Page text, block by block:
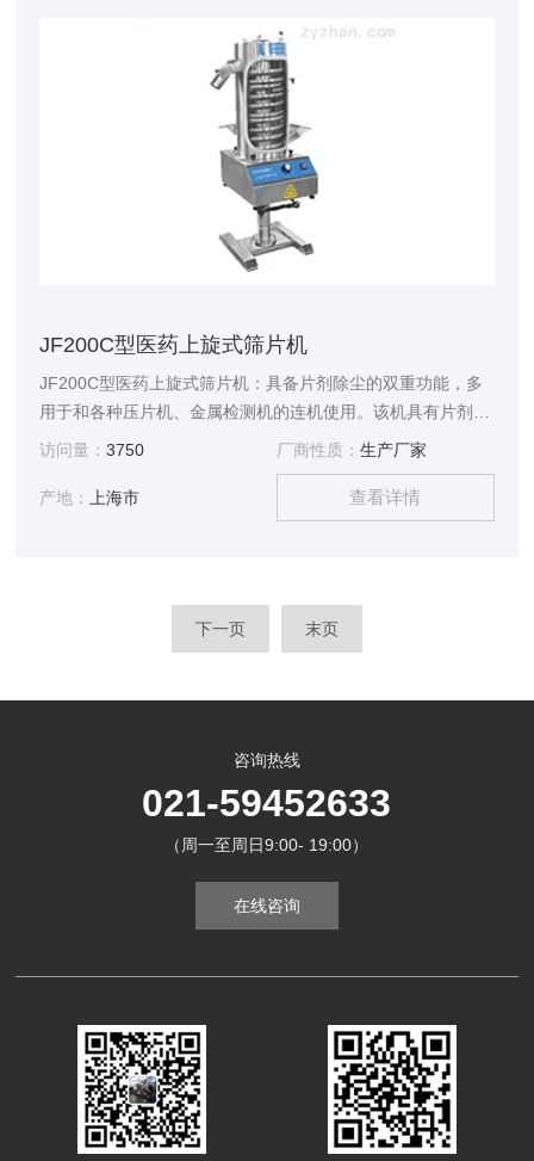
JF200C型医药上旋式筛片机
JF200C型医药上旋式筛片机：具备片剂除尘的双重功能，多
用于和各种压片机、金属检测机的连机使用。该机具有片剂除
尘路径长，药片自动翻面磨光，除尘效果好的特点。符合
访问量：3750 厂商性质： 生产厂家
产地： 上海市 查看详情
下一页 末页
咨询热线
021-59452633
（周一至周日9:00- 19:00）
在线咨询